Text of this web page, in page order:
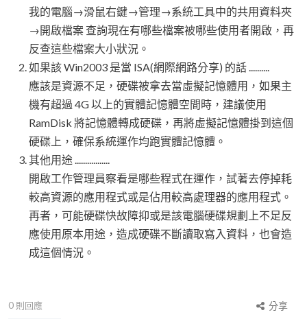
我的電腦→滑鼠右鍵→管理→系統工具中的共用資料夾
→開啟檔案 查詢現在有哪些檔案被哪些使用者開啟，再
反查這些檔案大小狀況。
如果該 Win2003 是當 ISA(網際網路分享) 的話 ..........
應該是資源不足，硬碟被拿去當虛擬記憶體用，如果主
機有超過 4G 以上的實體記憶體空間時，建議使用
RamDisk 將記憶體轉成硬碟，再將虛擬記憶體掛到這個
硬碟上，確保系統運作均跑實體記憶體。
其他用途 .................
開啟工作管理員察看是哪些程式在運作，試著去停掉耗
較高資源的應用程式或是佔用較高處理器的應用程式。
再者，可能硬碟快故障抑或是該電腦硬碟規劃上不足反
應使用原本用途，造成硬碟不斷讀取寫入資料，也會造
成這個情況。
0 則回應
分享